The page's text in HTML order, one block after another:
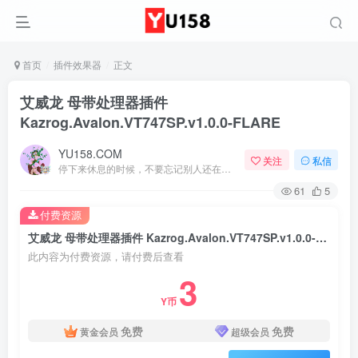
首页 插件效果器 正文
艾威龙 母带处理器插件
Kazrog.Avalon.VT747SP.v1.0.0-FLARE
YU158.COM 关注 私信
61 5
艾威龙 母带处理器插件 Kazrog.Avalon.VT747SP.v1.0.0-FLARE
此内容为付费资源，请付费后查看
Y币 3
黄金会员 免费 超级会员 免费
付费资源